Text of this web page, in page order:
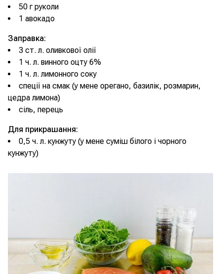
50 г руколи
1 авокадо
Заправка:
3 ст. л. оливкової олії
1 ч. л. винного оцту 6%
1 ч. л. лимонного соку
спеції на смак (у мене орегано, базилік, розмарин,
цедра лимона)
сіль, перець
Для прикрашання:
0,5 ч. л. кунжуту (у мене суміш білого і чорного
кунжуту)